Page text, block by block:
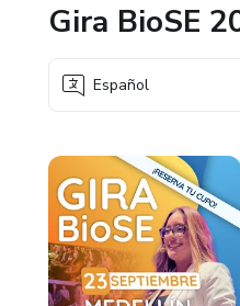
Gira BioSE
Español